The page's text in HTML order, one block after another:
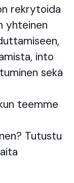
rekrytoida
yhteinen
into
sekä
teemme
Tutustu